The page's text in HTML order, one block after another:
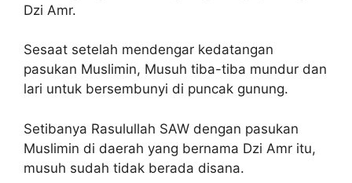
Dzi Amr.
Sesaat setelah mendengar kedatangan
pasukan Muslimin, Musuh tiba-tiba mundur dan
lari untuk bersembunyi di puncak gunung.
Setibanya Rasulullah SAW dengan pasukan
Muslimin di daerah yang bernama Dzi Amr itu,
musuh sudah tidak berada disana.